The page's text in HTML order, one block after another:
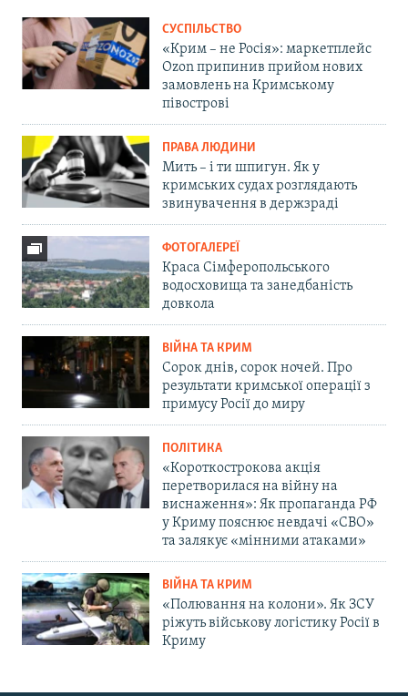
СУСПІЛЬСТВО
«Крим – не Росія»: маркетплейс
Ozon припинив прийом нових
замовлень на Кримському
півострові
ПРАВА ЛЮДИНИ
Мить – і ти шпигун. Як у
кримських судах розглядають
звинувачення в держзраді
ФОТОГАЛЕРЕЇ
Краса Сімферопольського
водосховища та занедбаність
довкола
ВІЙНА ТА КРИМ
Сорок днів, сорок ночей. Про
результати кримської операції з
примусу Росії до миру
ПОЛІТИКА
«Короткострокова акція
перетворилася на війну на
виснаження»: Як пропаганда РФ
у Криму пояснює невдачі «СВО»
та залякує «мінними атаками»
ВІЙНА ТА КРИМ
«Полювання на колони». Як ЗСУ
ріжуть військову логістику Росії в
Криму